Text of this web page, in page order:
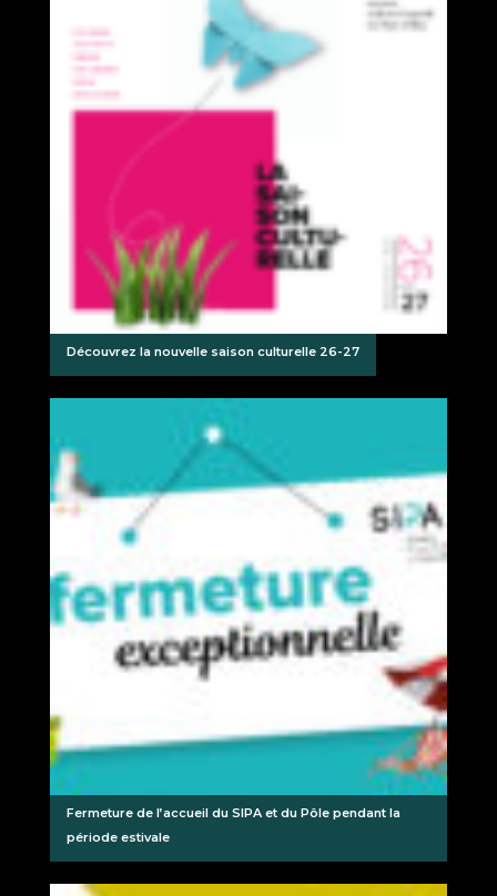
Découvrez la nouvelle saison culturelle 26-27
Fermeture de l’accueil du SIPA et du Pôle pendant la
période estivale